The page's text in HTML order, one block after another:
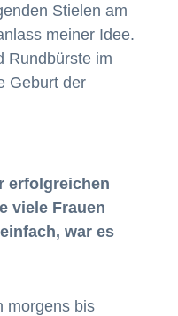
Stielen am
meiner Idee.
Rundbürste im
Geburt der
erfolgreichen
viele Frauen
war es
morgens bis